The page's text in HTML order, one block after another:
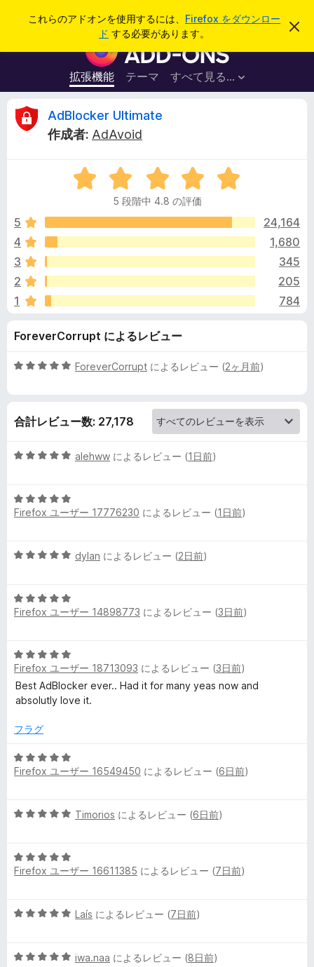
これらのアドオンを使用するには、 Firefox をダウンロー
ド する必要があります。
こ
を
F
i
r
e
ラ
ウ
ザ
ー
ド
オ
ン
拡張機能 テーマ すべて見る...
ログイン
A
l
o
c
k
e
U
l
t
i
m
a
t
e
の
ビ
ー
AdBlocker Ultimate
作成者: AdAvoid
5
段
中
.
の
価
5 段階中 4.8 の評価
5
24,164
4
1,680
3
345
2
205
1
784
ForeverCorrupt によるレビュー
5
5
評
ForeverCorrupt によるレビュー (2ヶ月前)
合計レビュー数: 27,178
5
中
5
価
alehww によるレビュー (1日前)
5
段
5
価
Firefox ユーザー 17776230 によるレビュー (1日前)
5
中
5
価
dylan によるレビュー (2日前)
5
段
5
の
評
価
Firefox ユーザー 14898773 によるレビュー (3日前)
5
段
階
中
の
価
Firefox ユーザー 18713093 によるレビュー (3日前)
Best AdBlocker ever.. Had it for many yeas now and
absolutly love it.
フラグ
5
段
5
価
Firefox ユーザー 16549450 によるレビュー (6日前)
5
中
5
価
Timorios によるレビュー (6日前)
5
段
5
価
Firefox ユーザー 16611385 によるレビュー (7日前)
5
中
Laís によるレビュー (7日前)
5
iwa.naa によるレビュー (8日前)